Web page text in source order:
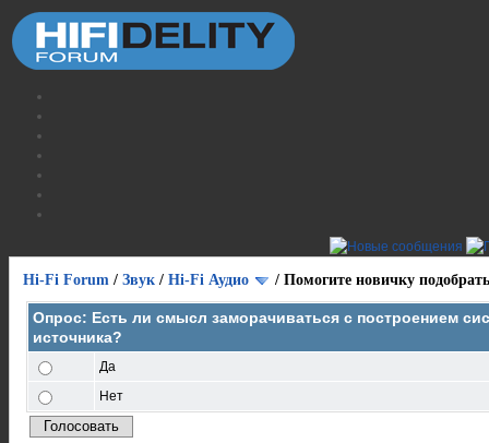
Hi-Fi Forum / Звук / Hi-Fi Аудио / Помогите новичку
Опрос: Есть ли смысл заморачиваться с построением
источника?
Да
Нет